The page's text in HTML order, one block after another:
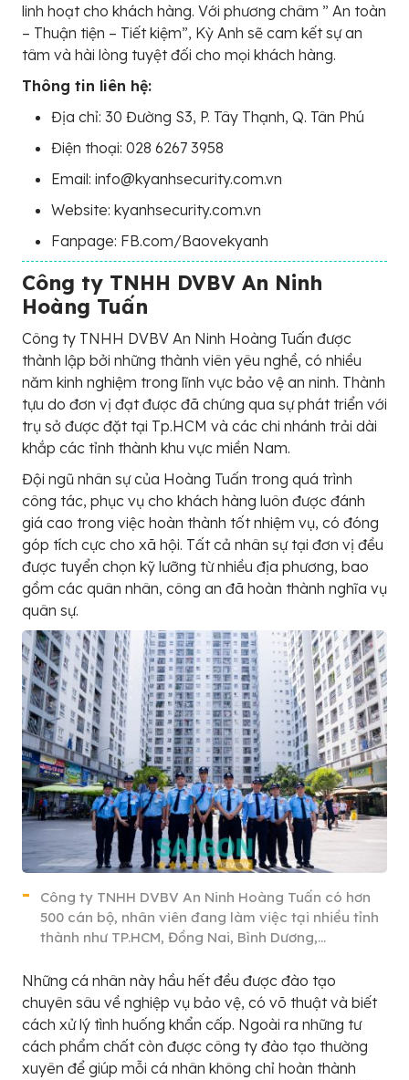
linh hoạt cho khách hàng. Với phương châm ” An toàn
– Thuận tiện – Tiết kiệm”, Kỳ Anh sẽ cam kết sự an
tâm và hài lòng tuyệt đối cho mọi khách hàng.
Thông tin liên hệ:
Địa chỉ: 30 Đường S3, P. Tây Thạnh, Q. Tân Phú
Điện thoại: 028 6267 3958
Email: info@kyanhsecurity.com.vn
Website: kyanhsecurity.com.vn
Fanpage: FB.com/Baovekyanh
Công ty TNHH DVBV An Ninh
Hoàng Tuấn
Công ty TNHH DVBV An Ninh Hoàng Tuấn được
thành lập bởi những thành viên yêu nghề, có nhiều
năm kinh nghiệm trong lĩnh vực bảo vệ an ninh. Thành
tựu do đơn vị đạt được đã chứng qua sự phát triển với
trụ sở được đặt tại Tp.HCM và các chi nhánh trải dài
khắp các tỉnh thành khu vực miền Nam.
Đội ngũ nhân sự của Hoàng Tuấn trong quá trình
công tác, phục vụ cho khách hàng luôn được đánh
giá cao trong việc hoàn thành tốt nhiệm vụ, có đóng
góp tích cực cho xã hội. Tất cả nhân sự tại đơn vị đều
được tuyển chọn kỹ lưỡng từ nhiều địa phương, bao
gồm các quân nhân, công an đã hoàn thành nghĩa vụ
quân sự.
Công ty TNHH DVBV An Ninh Hoàng Tuấn có hơn
500 cán bộ, nhân viên đang làm việc tại nhiều tỉnh
thành như TP.HCM, Đồng Nai, Bình Dương,…
Những cá nhân này hầu hết đều được đào tạo
chuyên sâu về nghiệp vụ bảo vệ, có võ thuật và biết
cách xử lý tình huống khẩn cấp. Ngoài ra những tư
cách phẩm chất còn được công ty đào tạo thường
xuyên để giúp mỗi cá nhân không chỉ hoàn thành